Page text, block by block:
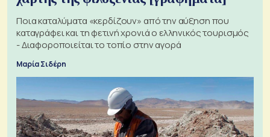
Ποια καταλύματα «κερδίζουν» από την αύξηση που
καταγράφει και τη φετινή χρονιά ο ελληνικός τουρισμός
- Διαφοροποιείται το τοπίο στην αγορά
Μαρία Σιδέρη